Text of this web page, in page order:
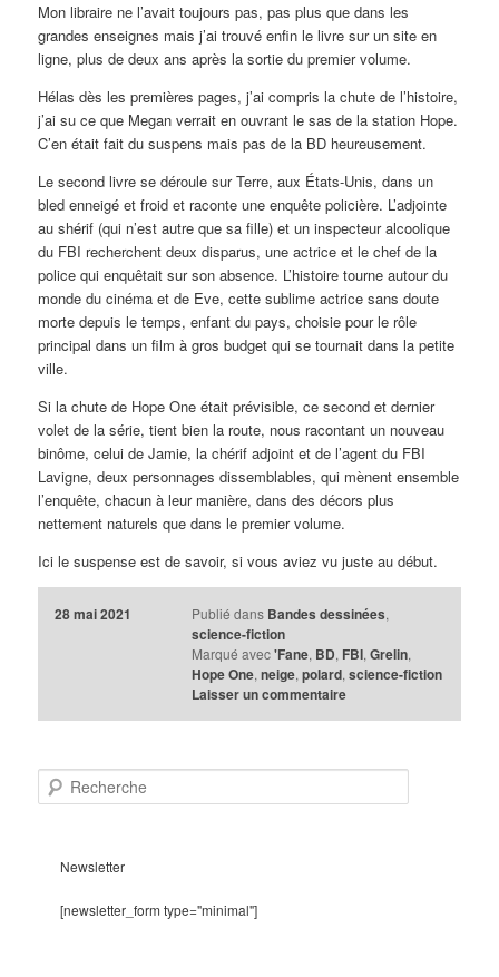
Mon libraire ne l’avait toujours pas, pas plus que dans les
grandes enseignes mais j’ai trouvé enfin le livre sur un site en
ligne, plus de deux ans après la sortie du premier volume.
Hélas dès les premières pages, j’ai compris la chute de l’histoire,
j’ai su ce que Megan verrait en ouvrant le sas de la station Hope.
C’en était fait du suspens mais pas de la BD heureusement.
Le second livre se déroule sur Terre, aux États-Unis, dans un
bled enneigé et froid et raconte une enquête policière. L’adjointe
au shérif (qui n’est autre que sa fille) et un inspecteur alcoolique
du FBI recherchent deux disparus, une actrice et le chef de la
police qui enquêtait sur son absence. L’histoire tourne autour du
monde du cinéma et de Eve, cette sublime actrice sans doute
morte depuis le temps, enfant du pays, choisie pour le rôle
principal dans un film à gros budget qui se tournait dans la petite
ville.
Si la chute de Hope One était prévisible, ce second et dernier
volet de la série, tient bien la route, nous racontant un nouveau
binôme, celui de Jamie, la chérif adjoint et de l’agent du FBI
Lavigne, deux personnages dissemblables, qui mènent ensemble
l’enquête, chacun à leur manière, dans des décors plus
nettement naturels que dans le premier volume.
Ici le suspense est de savoir, si vous aviez vu juste au début.
28 mai 2021 Publié dans Bandes dessinées,
science-fiction
Marqué avec 'Fane, BD, FBI, Grelin,
Hope One, neige, polard, science-fiction
Laisser un commentaire
e
Newsletter
[newsletter_form type="minimal"]